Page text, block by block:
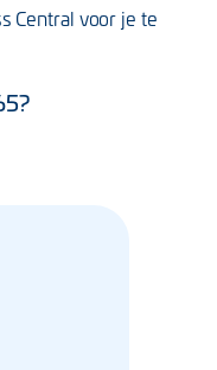
Central voor je te